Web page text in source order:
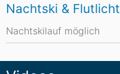
Nachtski &
Nachtskilauf möglich